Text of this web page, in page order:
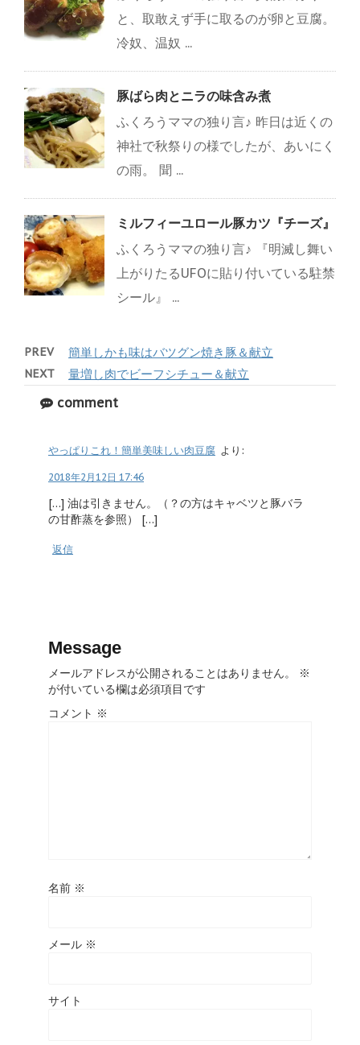
と、取敢えず手に取るのが卵と豆腐。
冷奴、温奴 ...
豚ばら肉とニラの味含み煮
ふくろうママの独り言♪ 昨日は近くの
神社で秋祭りの様でしたが、あいにく
の雨。 聞 ...
ミルフィーユロール豚カツ『チーズ』
ふくろうママの独り言♪ 『明滅し舞い
上がりたるUFOに貼り付いている駐禁
シール』 ...
PREV 簡単しかも味はバツグン焼き豚＆献立
NEXT 量増し肉でビーフシチュー＆献立
comment
やっぱりこれ！簡単美味しい肉豆腐 より:
2018年2月12日 17:46
[…] 油は引きません。（？の方はキャベツと豚バラ
の甘酢蒸を参照） […]
返信
Message
メールアドレスが公開されることはありません。
※
が付いている欄は必須項目です
コメント ※
名前 ※
メール ※
サイト